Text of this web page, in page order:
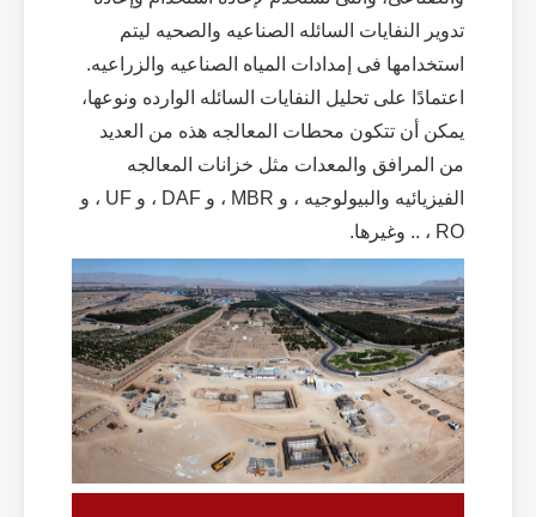
تدویر النفایات السائله الصناعیه والصحیه لیتم
استخدامها فی إمدادات المیاه الصناعیه والزراعیه.
اعتمادًا على تحلیل النفایات السائله الوارده ونوعها،
یمکن أن تتکون محطات المعالجه هذه من العدید
من المرافق والمعدات مثل خزانات المعالجه
الفیزیائیه والبیولوجیه ، و MBR ، و DAF ، و UF ، و
RO ، .. وغیرها.